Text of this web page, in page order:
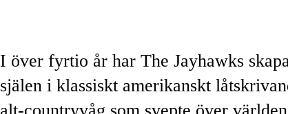
I över fyrtio år har The Jayhawks
själen i klassiskt amerikanskt